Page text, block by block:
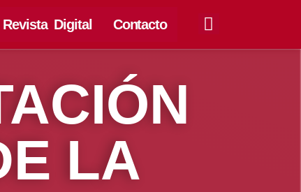
Revista Digital Contacto
LA